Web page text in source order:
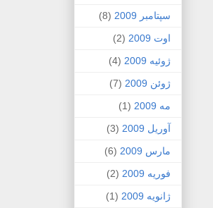
سپتامبر 2009
(8)
اوت 2009
(2)
ژوئیه 2009
(4)
ژوئن 2009
(7)
مه 2009
(1)
آوریل 2009
(3)
مارس 2009
(6)
فوریه 2009
(2)
ژانویه 2009
(1)